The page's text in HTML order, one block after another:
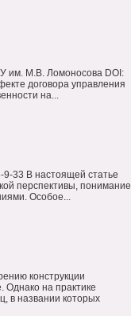
им. М.В. Ломоносова DOI:
договора управления
на...
33 В настоящей статье
перспективы, понимание
Особое...
конструкции
Однако на практике
в названии которых